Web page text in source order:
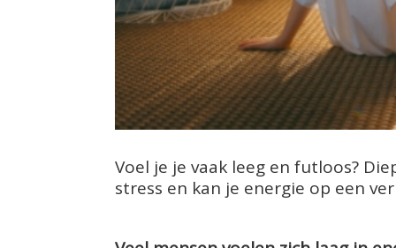
Voel je je vaak leeg en futloos?
stress en kan je energie op een